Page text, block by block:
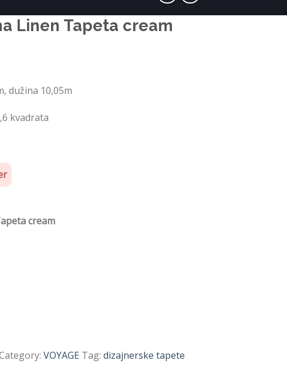
Linen Tapeta cream
dužina 10,05m
kvadrata
cream
VOYAGE Tag: dizajnerske tapete